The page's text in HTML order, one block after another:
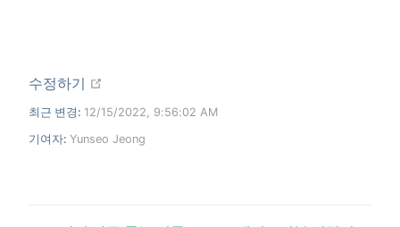
수정하기
최근 변경: 12/15/2022, 9:56:02 AM
기여자: Yunseo Jeong